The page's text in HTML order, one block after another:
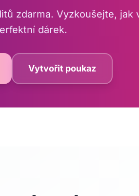
zdarma. Vyzkoušejte, jak
dárek.
Vytvořit poukaz